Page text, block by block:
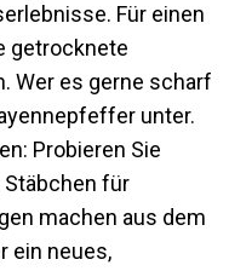
Für einen
getrocknete
Wer es gerne scharf
unter.
Probieren Sie
für
machen aus dem
ein neues,